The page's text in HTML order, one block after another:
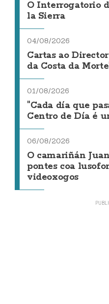
O Interrogatorio
la Sierra
04/08/2026
Cartas ao
da Costa da
01/08/2026
"Cada día que
Centro de Día é
06/08/2026
O camariñán
pontes coa
videoxogos